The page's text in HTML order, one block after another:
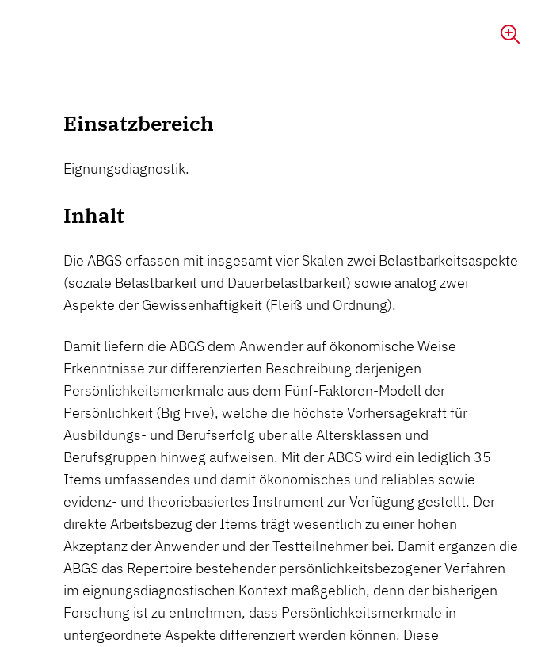
Einsatzbereich
Eignungsdiagnostik.
Inhalt
Die ABGS erfassen mit insgesamt vier Skalen zwei Belastbarkeitsaspekte
(soziale Belastbarkeit und Dauerbelastbarkeit) sowie analog zwei
Aspekte der Gewissenhaftigkeit (Fleiß und Ordnung).
Damit liefern die ABGS dem Anwender auf ökonomische Weise
Erkenntnisse zur differenzierten Beschreibung derjenigen
Persönlichkeitsmerkmale aus dem Fünf-Faktoren-Modell der
Persönlichkeit (Big Five), welche die höchste Vorhersagekraft für
Ausbildungs- und Berufserfolg über alle Altersklassen und
Berufsgruppen hinweg aufweisen. Mit der ABGS wird ein lediglich 35
Items umfassendes und damit ökonomisches und reliables sowie
evidenz- und theoriebasiertes Instrument zur Verfügung gestellt. Der
direkte Arbeitsbezug der Items trägt wesentlich zu einer hohen
Akzeptanz der Anwender und der Testteilnehmer bei. Damit ergänzen die
ABGS das Repertoire bestehender persönlichkeitsbezogener Verfahren
im eignungsdiagnostischen Kontext maßgeblich, denn der bisherigen
Forschung ist zu entnehmen, dass Persönlichkeitsmerkmale in
untergeordnete Aspekte differenziert werden können. Diese